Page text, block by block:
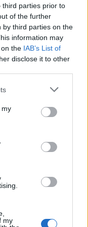
third parties prior to
of the further
by third parties on the
information may
the IAB’s List of
disclose it to other
my
my
Δήμου